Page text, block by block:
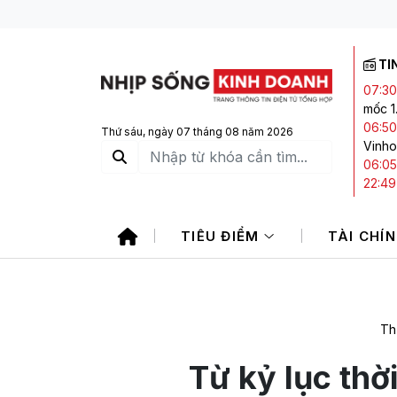
Thứ sáu, ngày 07 tháng 08 năm 2026
07:30
mốc
06:50
06:05
22:49
20:44
ngân
TIÊU ĐIỂM TÀI
Từ kỷ lục